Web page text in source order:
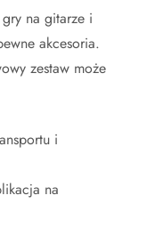
na gitarze i
akcesoria.
zestaw może
i
na